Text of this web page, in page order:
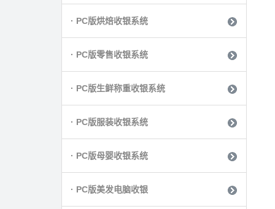
· PC版烘焙收银系统
· PC版零售收银系统
· PC版生鲜称重收银系统
· PC版服装收银系统
· PC版母婴收银系统
· PC版美发电脑收银